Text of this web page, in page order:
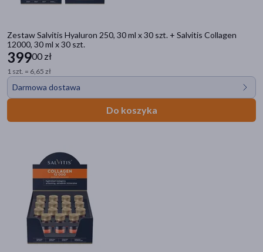
Zestaw Salvitis Hyaluron 250, 30 ml x 30 szt. + Salvitis Collagen
12000, 30 ml x 30 szt.
39900 zł
1 szt. = 6,65 zł
Darmowa dostawa
Do koszyka
Kategorie produktów
Do poprzedniej kategorii